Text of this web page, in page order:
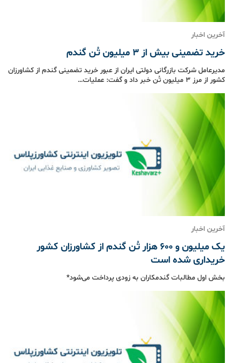
آخرین اخبار
خرید تضمینی بیش از ۳ میلیون تُن گندم
مدیرعامل شرکت بازرگانی دولتی ایران از عبور خرید تضمینی گندم از کشاورزان
کشور از مرز ۳ میلیون تُن خبر داد و گفت: عملیات…
آخرین اخبار
یک میلیون و ۶۰۰ هزار تُن گندم از کشاورزان کشور
خریداری شده است
بخش اول مطالبات گندمکاران به زودی پرداخت می‌شود*